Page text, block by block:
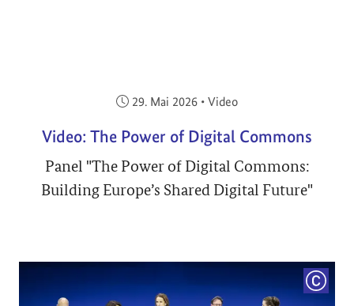
Veröffentlicht am:
29. Mai 2026 • Video
Video: The Power of Digital Commons
Panel "The Power of Digital Commons:
Building Europe’s Shared Digital Future"